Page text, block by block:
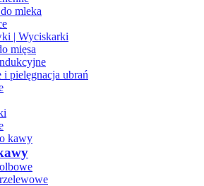
mleka
| Wyciskarki
mięsa
i pielęgnacja ubrań
kawy